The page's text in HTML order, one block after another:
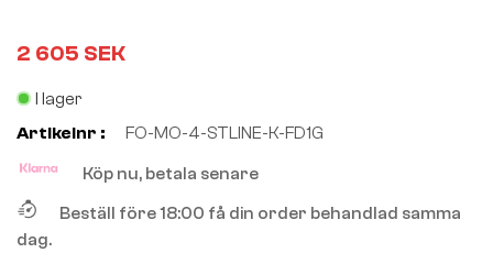
2 605 SEK
I lager
Artikelnr :
FO-MO-4-STLINE-K-FD1G
Köp nu, betala senare
Beställ före 18:00 få din order behandlad samma
dag.